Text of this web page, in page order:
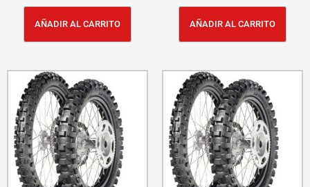
AÑADIR AL CARRITO AÑADIR AL CARRITO